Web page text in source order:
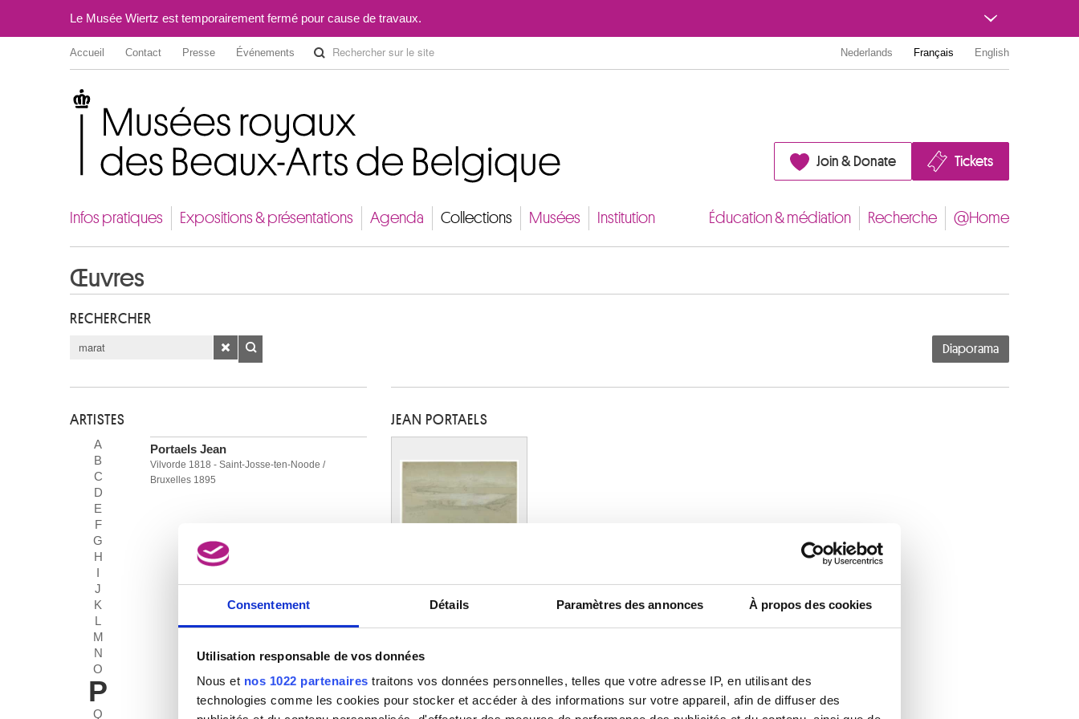
Consentement Détails Paramètres des annonces À propos des cookies
Utilisation responsable de vos données
Nous et nos 1022 partenaires traitons vos données personnelles, telles que votre adresse IP, en utilisant des
technologies comme les cookies pour stocker et accéder à des informations sur votre appareil, afin de diffuser des
Le Musée Wiertz est temporairement fermé pour cause de travaux.
Accueil Contact Presse Événements Nederlands Français English
Join & Donate Tickets
Infos pratiques Expositions & présentations Agenda Collections Musées Institution Éducation & médiation Recherche @Home
Œuvres
RECHERCHER
ARTISTES
A
B
C
D
E
F
G
H
I
J
K
L
M
N
O
P
Q
Portaels Jean
Vilvorde 1818 - Saint-Josse-ten-Noode /
Bruxelles 1895
Diaporama
JEAN PORTAELS
La plaine de Marathon
Jean Portaels